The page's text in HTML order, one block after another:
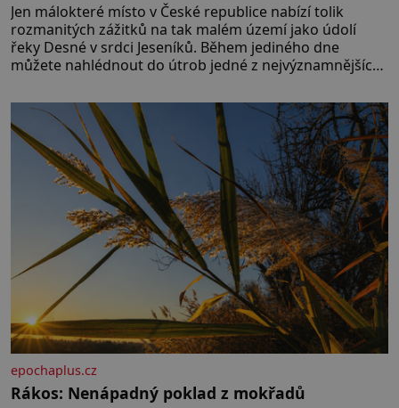
Jen málokteré místo v České republice nabízí tolik
rozmanitých zážitků na tak malém území jako údolí
řeky Desné v srdci Jeseníků. Během jediného dne
můžete nahlédnout do útrob jedné z nejvýznamnějších
hřebeny, projet se na koloběžce a den zakončit
poznáváním památek ve Velkých Losinách nebo v
termálním
epochaplus.cz
Rákos: Nenápadný poklad z mokřadů